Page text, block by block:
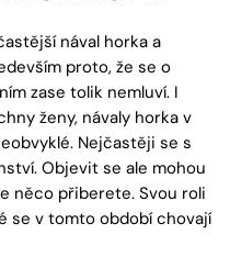
nával horka a
proto, že se o
zase tolik nemluví. I
ženy, návaly horka v
Nejčastěji se s
Objevit se ale mohou
něco přiberete. Svou roli
se v tomto období chovají